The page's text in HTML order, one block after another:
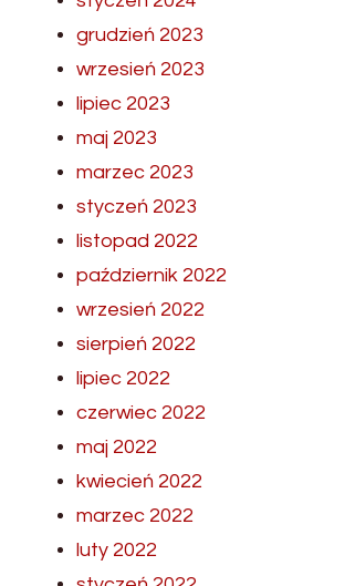
grudzień 2023
wrzesień 2023
lipiec 2023
maj 2023
marzec 2023
styczeń 2023
listopad 2022
październik 2022
wrzesień 2022
sierpień 2022
lipiec 2022
czerwiec 2022
maj 2022
kwiecień 2022
marzec 2022
luty 2022